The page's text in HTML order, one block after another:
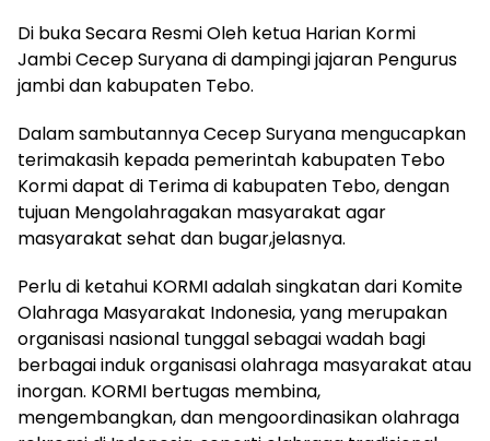
Di buka Secara Resmi Oleh ketua Harian Kormi
Jambi Cecep Suryana di dampingi jajaran Pengurus
jambi dan kabupaten Tebo.
Dalam sambutannya Cecep Suryana mengucapkan
terimakasih kepada pemerintah kabupaten Tebo
Kormi dapat di Terima di kabupaten Tebo, dengan
tujuan Mengolahragakan masyarakat agar
masyarakat sehat dan bugar,jelasnya.
Perlu di ketahui KORMI adalah singkatan dari Komite
Olahraga Masyarakat Indonesia, yang merupakan
organisasi nasional tunggal sebagai wadah bagi
berbagai induk organisasi olahraga masyarakat atau
inorgan. KORMI bertugas membina,
mengembangkan, dan mengoordinasikan olahraga